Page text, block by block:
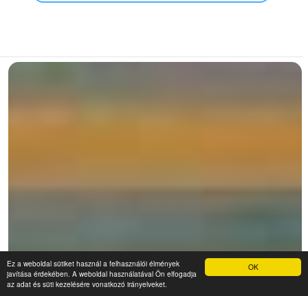
OK
Ez a weboldal sütiket használ a felhasználói élmények
javítása érdekében. A weboldal használatával Ön elfogadja
az adat és süti kezelésére vonatkozó irányelveket.